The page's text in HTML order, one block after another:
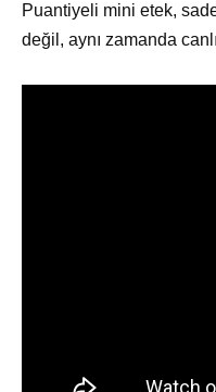
Puantiyeli mini etek,
değil, aynı zamanda